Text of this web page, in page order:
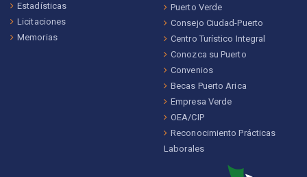
Estadísticas
Licitaciones
Memorias
Puerto Verde
Consejo Ciudad-Puerto
Centro Turístico Integral
Conozca su Puerto
Convenios
Becas Puerto Arica
Empresa Verde
OEA/CIP
Reconocimiento Prácticas
Laborales